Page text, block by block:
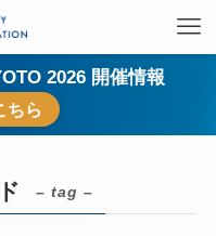
2026 開催情報
ちら
– tag –